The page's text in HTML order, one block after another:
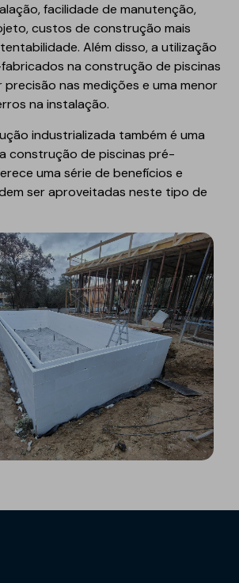
facilidade de manutenção,
custos de construção mais
Além disso, a utilização
na construção de piscinas
precisão nas medições e uma menor
na instalação.
industrializada também é uma
construção de piscinas pré-
uma série de benefícios e
ser aproveitadas neste tipo de